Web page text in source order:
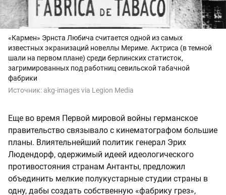
«Кармен» Эрнста Любича считается одной из самых
известных экранизаций новеллы Мериме. Актриса (в темной
шали на первом плане) среди берлинских статисток,
загримированных под работниц севильской табачной
фабрики
Источник: akg-images via Legion Media
Еще во время Первой мировой войны германское
правительство связывало с кинематографом большие
планы. Влиятельнейший политик генерал Эрих
Людендорф, одержимый идеей идеологического
противостояния странам Антанты, предложил
объединить мелкие полукустарные студии страны в
одну, дабы создать собственную «фабрику грез»,